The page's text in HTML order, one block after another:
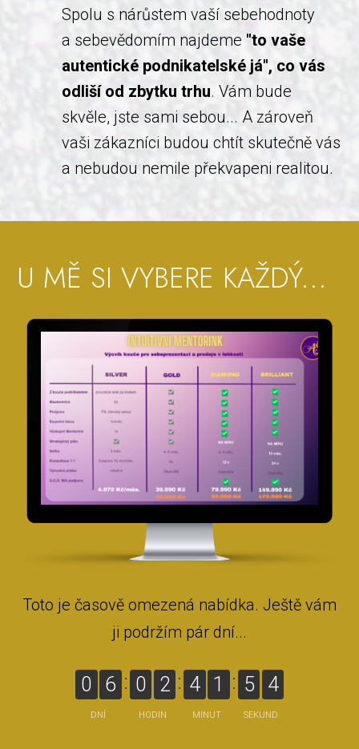
Spolu s nárůstem vaší sebehodnoty
a sebevědomím najdeme "to vaše
autentické podnikatelské já", co vás
odliší od zbytku trhu. Vám bude
skvěle, jste sami sebou... A zároveň
vaši zákazníci budou chtít skutečně vás
a nebudou nemile překvapeni realitou.
U MĚ SI VYBERE KAŽDÝ...
Toto je časově omezená nabídka. Ještě vám
ji podržím pár dní...
0 6
DNÍ
0 2
HODIN
4 1
MINUT
5 2
SEKUND